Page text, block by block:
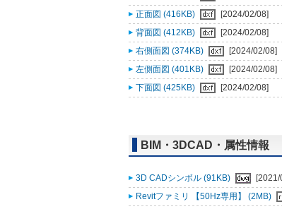
正面図 (416KB)
[2024/02/08]
背面図 (412KB)
[2024/02/08]
右側面図 (374KB)
[2024/02/08]
左側面図 (401KB)
[2024/02/08]
下面図 (425KB)
[2024/02/08]
BIM・3DCAD・属性情報
3D CADシンボル (91KB)
Revitファミリ 【50Hz専用】 (2MB)